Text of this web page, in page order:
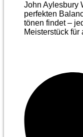
John Aylesbury
perfekten
tönen findet –
Meister­stück